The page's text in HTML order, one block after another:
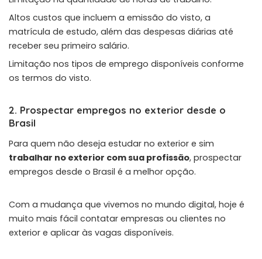
Altos custos que incluem a emissão do visto, a
matrícula de estudo, além das despesas diárias até
receber seu primeiro salário.
Limitação nos tipos de emprego disponíveis conforme
os termos do visto.
2. Prospectar empregos no exterior desde o
Brasil
Para quem não deseja estudar no exterior e sim
trabalhar no exterior com sua profissão, prospectar
empregos desde o Brasil é a melhor opção.
Com a mudança que vivemos no mundo digital, hoje é
muito mais fácil contatar empresas ou clientes no
exterior e aplicar às vagas disponíveis.